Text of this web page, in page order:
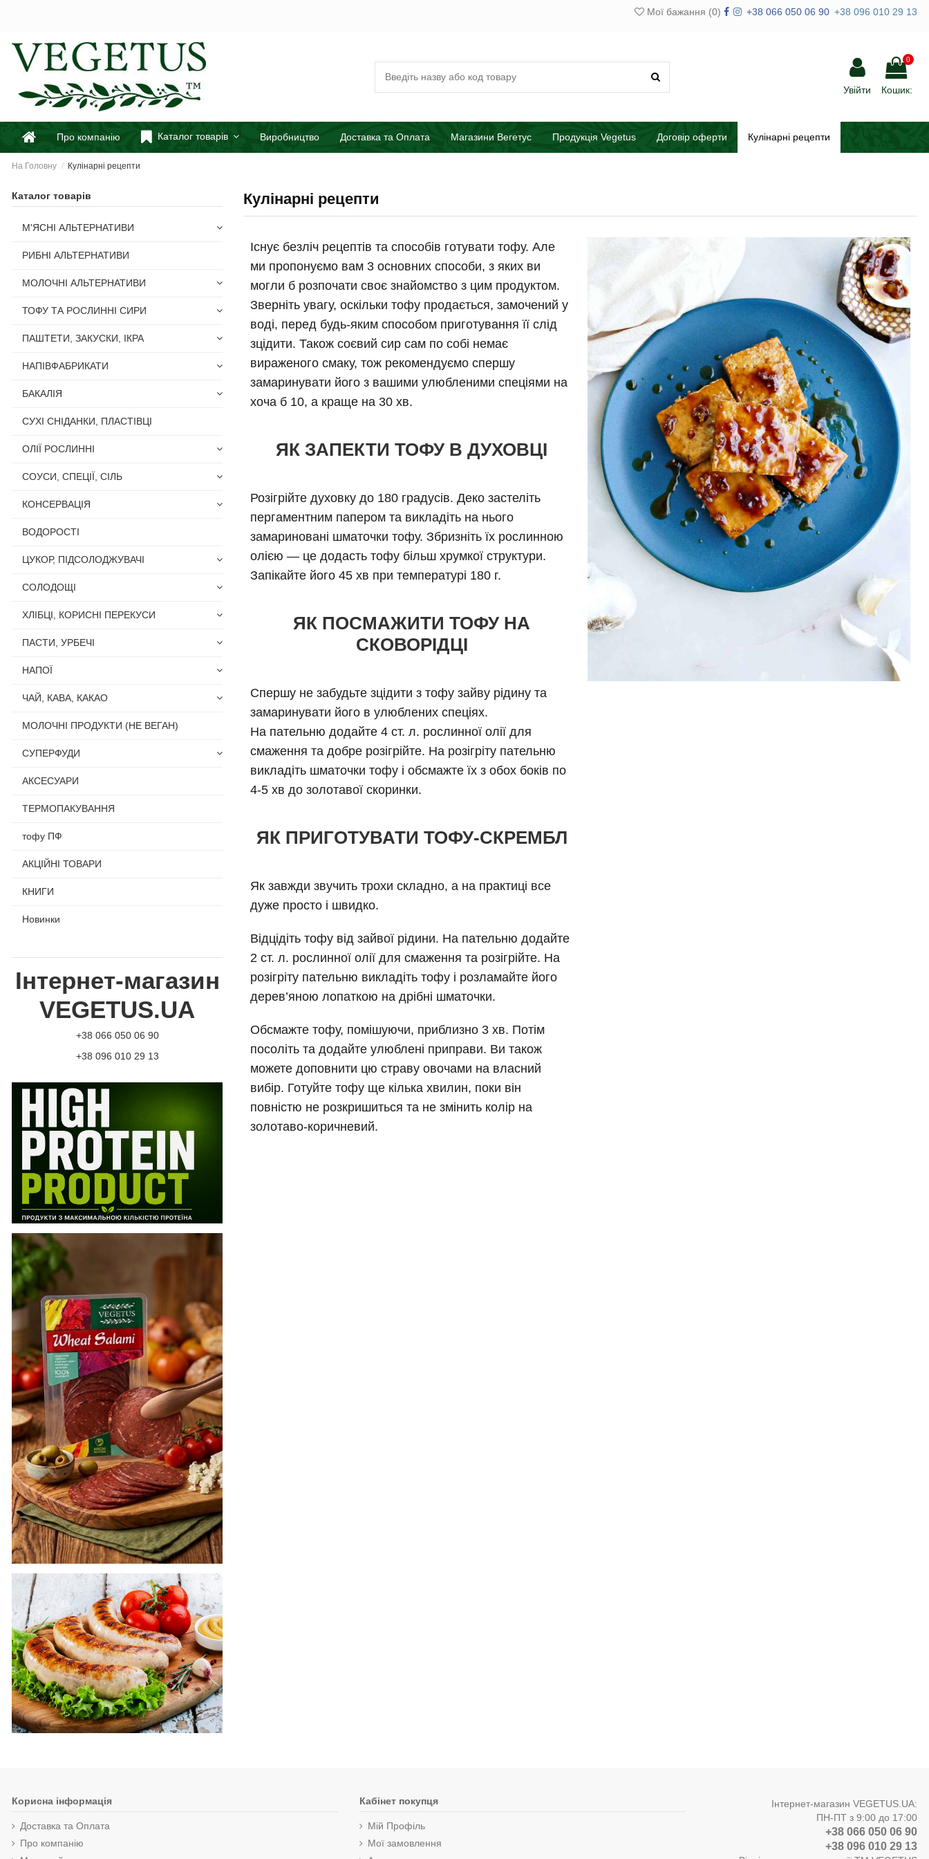
Мої бажання (0) +38 066 050 06 90 +38 096 010 29 13
Увійти
0
Кошик:
Про компанію Каталог товарів Виробництво Доставка та Оплата Магазини Вегетус Продукція Vegetus Договір оферти Кулінарні рецепти
На Головну Кулінарні рецепти
Кулінарні рецепти
Існує безліч рецептів та способів готувати тофу. Але
ми пропонуємо вам 3 основних способи, з яких ви
могли б розпочати своє знайомство з цим продуктом.
Зверніть увагу, оскільки тофу продається, замочений у
воді, перед будь-яким способом приготування її слід
зцідити. Також соєвий сир сам по собі немає
вираженого смаку, тож рекомендуємо спершу
замаринувати його з вашими улюбленими спеціями на
хоча б 10, а краще на 30 хв.
ЯК ЗАПЕКТИ ТОФУ В ДУХОВЦІ
Розігрійте духовку до 180 градусів. Деко застеліть
пергаментним папером та викладіть на нього
замариновані шматочки тофу. Збризніть їх рослинною
олією — це додасть тофу більш хрумкої структури.
Запікайте його 45 хв при температурі 180 г.
ЯК ПОСМАЖИТИ ТОФУ НА
СКОВОРІДЦІ
Спершу не забудьте зцідити з тофу зайву рідину та
замаринувати його в улюблених спеціях.
На пательню додайте 4 ст. л. рослинної олії для
смаження та добре розігрійте. На розігріту пательню
викладіть шматочки тофу і обсмажте їх з обох боків по
4-5 хв до золотавої скоринки.
ЯК ПРИГОТУВАТИ ТОФУ-СКРЕМБЛ
Як завжди звучить трохи складно, а на практиці все
дуже просто і швидко.
Відцідіть тофу від зайвої рідини. На пательню додайте
2 ст. л. рослинної олії для смаження та розігрійте. На
розігріту пательню викладіть тофу і розламайте його
дерев’яною лопаткою на дрібні шматочки.
Обсмажте тофу, помішуючи, приблизно 3 хв. Потім
посоліть та додайте улюблені приправи. Ви також
можете доповнити цю страву овочами на власний
вибір. Готуйте тофу ще кілька хвилин, поки він
повністю не розкришиться та не змінить колір на
золотаво-коричневий.
Каталог товарів
М'ЯСНІ АЛЬТЕРНАТИВИ
РИБНІ АЛЬТЕРНАТИВИ
МОЛОЧНІ АЛЬТЕРНАТИВИ
ТОФУ ТА РОСЛИННІ СИРИ
ПАШТЕТИ, ЗАКУСКИ, ІКРА
НАПІВФАБРИКАТИ
БАКАЛІЯ
СУХІ СНІДАНКИ, ПЛАСТІВЦІ
ОЛІЇ РОСЛИННІ
СОУСИ, СПЕЦІЇ, СІЛЬ
КОНСЕРВАЦІЯ
ВОДОРОСТІ
ЦУКОР, ПІДСОЛОДЖУВАЧІ
СОЛОДОЩІ
ХЛІБЦІ, КОРИСНІ ПЕРЕКУСИ
ПАСТИ, УРБЕЧІ
НАПОЇ
ЧАЙ, КАВА, КАКАО
МОЛОЧНІ ПРОДУКТИ (НЕ ВЕГАН)
СУПЕРФУДИ
АКСЕСУАРИ
ТЕРМОПАКУВАННЯ
тофу ПФ
АКЦІЙНІ ТОВАРИ
КНИГИ
Новинки
Інтернет-магазин
VEGETUS.UA
+38 066 050 06 90
+38 096 010 29 13
Корисна інформація
Доставка та Оплата
Про компанію
Кабінет покупця
Мій Профіль
Мої замовлення
Інтернет-магазин VEGETUS.UA:
ПН-ПТ з 9:00 до 17:00
+38 066 050 06 90
+38 096 010 29 13